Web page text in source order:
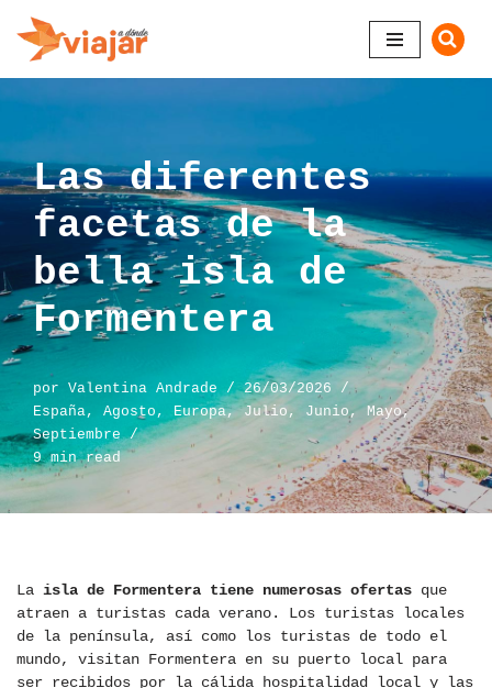
Saltar
al
contenido
Las diferentes
facetas de la
bella isla de
Formentera
por Valentina Andrade
26/03/2026
España, Agosto , Europa,Julio , Junio,Mayo,
Septiembre
9 min read
La isla de Formentera tiene numerosas ofertas que
atraen a turistas cada verano. Los turistas locales
de la península, así como los turistas de todo el
mundo, visitan Formentera en su puerto local para
ser recibidos por la cálida hospitalidad local y las